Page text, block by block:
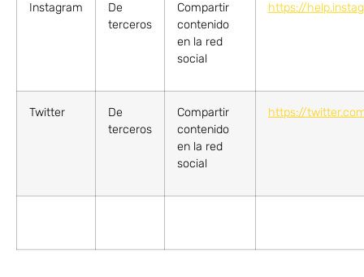
Instagram
De
terceros
Compartir
contenido
en la red
social
https://
Twitter
De
terceros
Compartir
contenido
en la red
social
https://